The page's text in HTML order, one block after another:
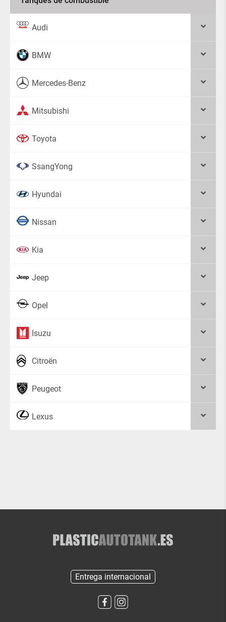
Audi
BMW
Mercedes-Benz
Mitsubishi
Toyota
SsangYong
Hyundai
Nissan
Kia
Jeep
Opel
Isuzu
Citroën
Peugeot
Lexus
Entrega internacional